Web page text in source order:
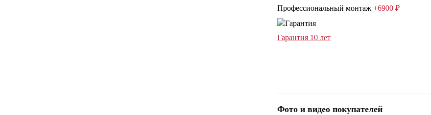
Профессиональный монтаж +6900 ₽
Гарантия 10 лет
Фото и видео покупателей